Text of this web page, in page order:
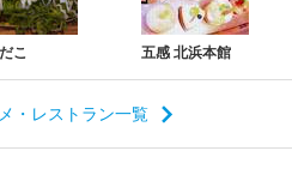
こ 五感 北浜本館
・レストラン一覧